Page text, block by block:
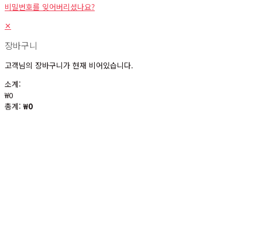
비밀번호를 잊어버리셨나요?
✕
장바구니
고객님의 장바구니가 현재 비어있습니다.
소계:
₩0
총계:₩0